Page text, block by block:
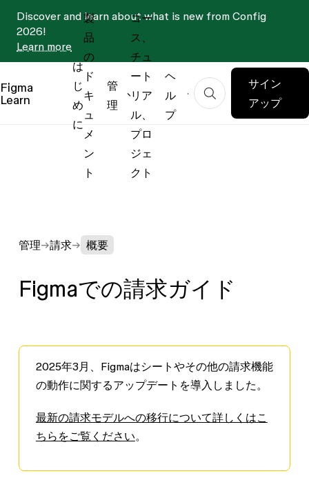
Discover and learn about what is new from Config
2026!
Learn more
Figma
Learn
は
じ
め
に
製
品
の
ド
キ
ュ
メ
ン
ト
管
理
コー
ス、
チュ
ート
リア
ル、
プロ
ジェ
クト
ヘ
ル
プ
サイン
アップ
管理 請求 概要
Figmaでの請求ガイド
2025年3月、Figmaはシートやその他の請求機能
の動作に関するアップデートを導入しました。
最新の請求モデルへの移行について詳しくはこ
ちらをご覧ください。